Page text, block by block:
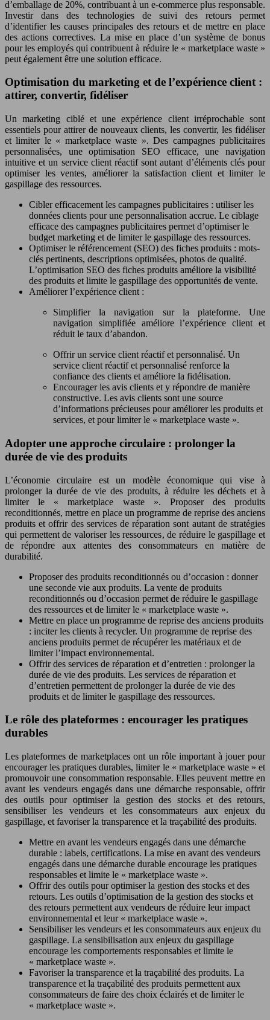
d’emballage de 20%, contribuant à un e-commerce plus responsable.
Investir dans des technologies de suivi des retours permet
d’identifier les causes principales des retours et de mettre en place
des actions correctives. La mise en place d’un système de bonus
pour les employés qui contribuent à réduire le « marketplace waste »
peut également être une solution efficace.
Optimisation du marketing et de l’expérience client :
attirer, convertir, fidéliser
Un marketing ciblé et une expérience client irréprochable sont
essentiels pour attirer de nouveaux clients, les convertir, les fidéliser
et limiter le « marketplace waste ». Des campagnes publicitaires
personnalisées, une optimisation SEO efficace, une navigation
intuitive et un service client réactif sont autant d’éléments clés pour
optimiser les ventes, améliorer la satisfaction client et limiter le
gaspillage des ressources.
Cibler efficacement les campagnes publicitaires : utiliser les
données clients pour une personnalisation accrue. Le ciblage
efficace des campagnes publicitaires permet d’optimiser le
budget marketing et de limiter le gaspillage des ressources.
Optimiser le référencement (SEO) des fiches produits : mots-
clés pertinents, descriptions optimisées, photos de qualité.
L’optimisation SEO des fiches produits améliore la visibilité
des produits et limite le gaspillage des opportunités de vente.
Améliorer l’expérience client :
Simplifier la navigation sur la plateforme. Une
navigation simplifiée améliore l’expérience client et
réduit le taux d’abandon.
Offrir un service client réactif et personnalisé. Un
service client réactif et personnalisé renforce la
confiance des clients et améliore la fidélisation.
Encourager les avis clients et y répondre de manière
constructive. Les avis clients sont une source
d’informations précieuses pour améliorer les produits et
services, et pour limiter le « marketplace waste ».
Adopter une approche circulaire : prolonger la
durée de vie des produits
L’économie circulaire est un modèle économique qui vise à
prolonger la durée de vie des produits, à réduire les déchets et à
limiter le « marketplace waste ». Proposer des produits
reconditionnés, mettre en place un programme de reprise des anciens
produits et offrir des services de réparation sont autant de stratégies
qui permettent de valoriser les ressources, de réduire le gaspillage et
de répondre aux attentes des consommateurs en matière de
durabilité.
Proposer des produits reconditionnés ou d’occasion : donner
une seconde vie aux produits. La vente de produits
reconditionnés ou d’occasion permet de réduire le gaspillage
des ressources et de limiter le « marketplace waste ».
Mettre en place un programme de reprise des anciens produits
: inciter les clients à recycler. Un programme de reprise des
anciens produits permet de récupérer les matériaux et de
limiter l’impact environnemental.
Offrir des services de réparation et d’entretien : prolonger la
durée de vie des produits. Les services de réparation et
d’entretien permettent de prolonger la durée de vie des
produits et de limiter le gaspillage des ressources.
Le rôle des plateformes : encourager les pratiques
durables
Les plateformes de marketplaces ont un rôle important à jouer pour
encourager les pratiques durables, limiter le « marketplace waste » et
promouvoir une consommation responsable. Elles peuvent mettre en
avant les vendeurs engagés dans une démarche responsable, offrir
des outils pour optimiser la gestion des stocks et des retours,
sensibiliser les vendeurs et les consommateurs aux enjeux du
gaspillage, et favoriser la transparence et la traçabilité des produits.
Mettre en avant les vendeurs engagés dans une démarche
durable : labels, certifications. La mise en avant des vendeurs
engagés dans une démarche durable encourage les pratiques
responsables et limite le « marketplace waste ».
Offrir des outils pour optimiser la gestion des stocks et des
retours. Les outils d’optimisation de la gestion des stocks et
des retours permettent aux vendeurs de réduire leur impact
environnemental et leur « marketplace waste ».
Sensibiliser les vendeurs et les consommateurs aux enjeux du
gaspillage. La sensibilisation aux enjeux du gaspillage
encourage les comportements responsables et limite le
« marketplace waste ».
Favoriser la transparence et la traçabilité des produits. La
transparence et la traçabilité des produits permettent aux
consommateurs de faire des choix éclairés et de limiter le
« marketplace waste ».